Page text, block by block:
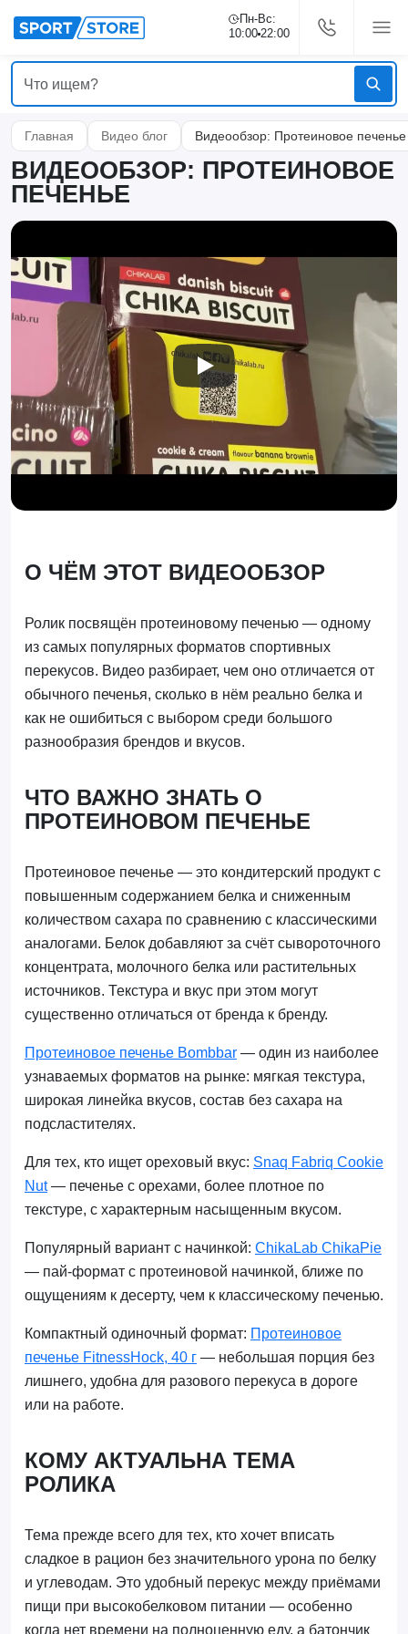
Пн-Вс:
10:00 22:00
Главная Видео блог Видеообзор: Протеиновое печенье
ВИДЕООБЗОР: ПРОТЕИНОВОЕ
ПЕЧЕНЬЕ
О ЧЁМ ЭТОТ ВИДЕООБЗОР
Ролик посвящён протеиновому печенью — одному
из самых популярных форматов спортивных
перекусов. Видео разбирает, чем оно отличается от
обычного печенья, сколько в нём реально белка и
как не ошибиться с выбором среди большого
разнообразия брендов и вкусов.
ЧТО ВАЖНО ЗНАТЬ О
ПРОТЕИНОВОМ ПЕЧЕНЬЕ
Протеиновое печенье — это кондитерский продукт с
повышенным содержанием белка и сниженным
количеством сахара по сравнению с классическими
аналогами. Белок добавляют за счёт сывороточного
концентрата, молочного белка или растительных
источников. Текстура и вкус при этом могут
существенно отличаться от бренда к бренду.
Протеиновое печенье Bombbar— один из наиболее
узнаваемых форматов на рынке: мягкая текстура,
широкая линейка вкусов, состав без сахара на
подсластителях.
Для тех, кто ищет ореховый вкус: Snaq Fabriq Cookie
Nut— печенье с орехами, более плотное по
текстуре, с характерным насыщенным вкусом.
Популярный вариант с начинкой: ChikaLab ChikaPie
— пай-формат с протеиновой начинкой, ближе по
ощущениям к десерту, чем к классическому печенью.
Компактный одиночный формат: Протеиновое
печенье FitnessHock, 40 г— небольшая порция без
лишнего, удобна для разового перекуса в дороге
или на работе.
КОМУ АКТУАЛЬНА ТЕМА
РОЛИКА
Тема прежде всего для тех, кто хочет вписать
сладкое в рацион без значительного урона по белку
и углеводам. Это удобный перекус между приёмами
пищи при высокобелковом питании — особенно
когда нет времени на полноценную еду, а батончик